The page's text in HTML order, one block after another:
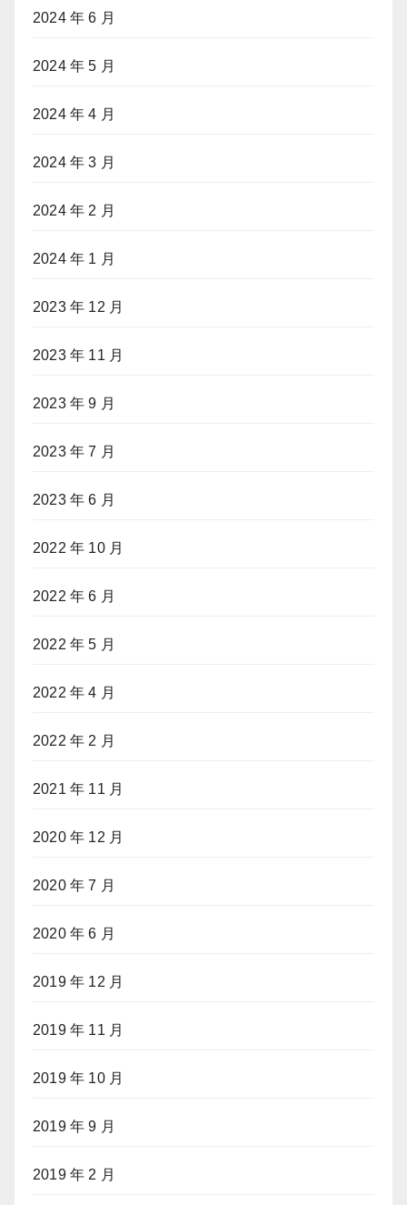
2024 年 6 月
2024 年 5 月
2024 年 4 月
2024 年 3 月
2024 年 2 月
2024 年 1 月
2023 年 12 月
2023 年 11 月
2023 年 9 月
2023 年 7 月
2023 年 6 月
2022 年 10 月
2022 年 6 月
2022 年 5 月
2022 年 4 月
2022 年 2 月
2021 年 11 月
2020 年 12 月
2020 年 7 月
2020 年 6 月
2019 年 12 月
2019 年 11 月
2019 年 10 月
2019 年 9 月
2019 年 2 月